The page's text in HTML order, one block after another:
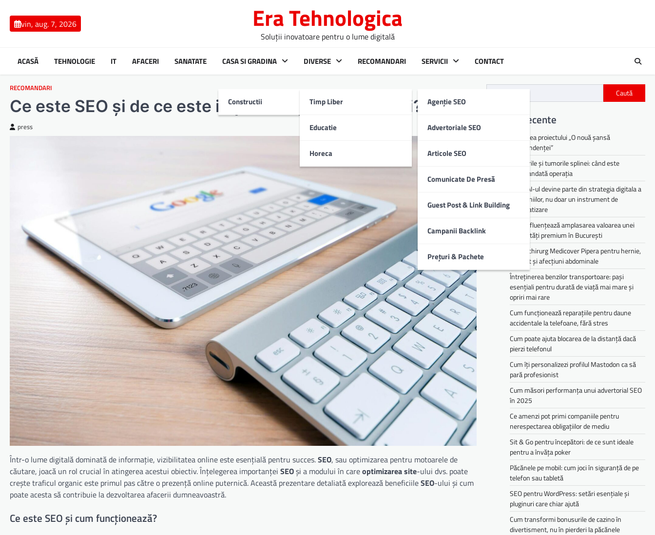
contentvin, aug. 7, 2026 Era Tehnologica
Soluții inovatoare pentru o lume digitală
ACASĂ TEHNOLOGIE IT AFACERI SANATATE CASA SI GRADINA
Constructii
DIVERSE
Timp Liber
Educatie
Horeca
RECOMANDARI SERVICII
Agenție SEO
Advertoriale SEO
Articole SEO
Comunicate De Presă
Guest Post & Link Building
Campanii Backlink
Prețuri & Pachete
CONTACT
RECOMANDARI
Ce este SEO și de ce este important pentru site-uri?
press
Într-o lume digitală dominată de informație, vizibilitatea online este esențială pentru succes.SEO, sau optimizarea pentru motoarele de
căutare, joacă un rol crucial în atingerea acestui obiectiv. Înțelegerea importanței SEOși a modului în careoptimizarea site-ului dvs. poate
crește traficul organic este primul pas către o prezență online puternică. Această prezentare detaliată explorează beneficiileSEO-ului și cum
poate acesta să contribuie la dezvoltarea afacerii dumneavoastră.
Ce este SEO și cum funcționează?
Caută
Articole recente
Lansarea proiectului „O nouă șansă
independenței”
Chisturile și tumorile splinei: când este
recomandată operația
De ce AI-ul devine parte din strategia digitala a
companiilor, nu doar un instrument de
automatizare
Cum influențează amplasarea valoarea unei
proprietăți premium în București
Medic chirurg Medicover Pipera pentru hernie,
colecist și afecțiuni abdominale
Întreținerea benzilor transportoare: pași
esențiali pentru durată de viață mai mare și
opriri mai rare
Cum funcționează reparațiile pentru daune
accidentale la telefoane, fără stres
Cum poate ajuta blocarea de la distanță dacă
pierzi telefonul
Cum îți personalizezi profilul Mastodon ca să
pară profesionist
Cum măsori performanța unui advertorial SEO
în 2025
Ce amenzi pot primi companiile pentru
nerespectarea obligațiilor de mediu­­
Sit & Go pentru începători: de ce sunt ideale
pentru a învăța poker
Păcănele pe mobil: cum joci în siguranță de pe
telefon sau tabletă
SEO pentru WordPress: setări esențiale și
pluginuri care chiar ajută
Cum transformi bonusurile de cazino în
divertisment, nu în pierderi la păcănele